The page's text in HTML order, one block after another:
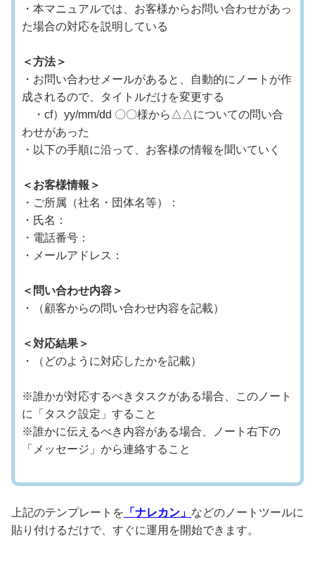
・本マニュアルでは、お客様からお問い合わせがあっ
た場合の対応を説明している
＜方法＞
・お問い合わせメールがあると、自動的にノートが作
成されるので、タイトルだけを変更する
・cf）yy/mm/dd 〇〇様から△△についての問い合
わせがあった
・以下の手順に沿って、お客様の情報を聞いていく
＜お客様情報＞
・ご所属（社名・団体名等）：
・氏名：
・電話番号：
・メールアドレス：
＜問い合わせ内容＞
・（顧客からの問い合わせ内容を記載）
＜対応結果＞
・（どのように対応したかを記載）
※誰かが対応するべきタスクがある場合、このノート
に「タスク設定」すること
※誰かに伝えるべき内容がある場合、ノート右下の
「メッセージ」から連絡すること
上記のテンプレートを 「ナレカン」 などのノートツールに
貼り付けるだけで、すぐに運用を開始できます。